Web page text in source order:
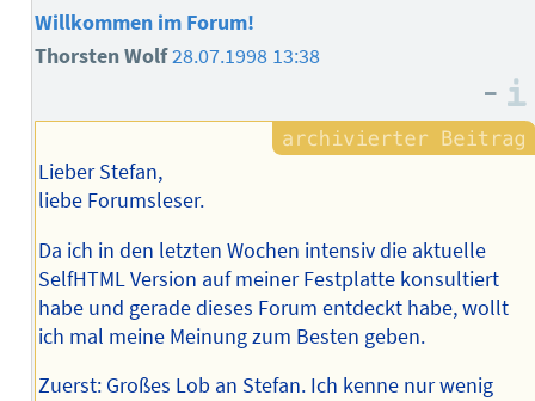
Willkommen im Forum!
Thorsten Wolf28.07.1998 13:38
–
Lieber Stefan,
liebe Forumsleser.
Da ich in den letzten Wochen intensiv die aktuelle
SelfHTML Version auf meiner Festplatte konsultiert
habe und gerade dieses Forum entdeckt habe, wollt
ich mal meine Meinung zum Besten geben.
Zuerst: Großes Lob an Stefan. Ich kenne nur wenig